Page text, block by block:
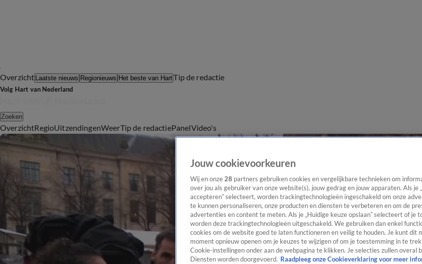
Overzicht Laatste nieuws Regionieuws Het beste van HartTip de redactie
Volg Hart van Nederland
Zoeken
OverzichtRegioUitzendingenWeerTip de redactiePanelVideo's
Jouw cookievoorkeuren
Wij en onze 28 partners gebruiken cookies en vergelijkbare technieken om
over jou als gebruiker van onze website(s), jouw gedrag en jouw apparaten. Als je
accepteren” selecteert, worden trackingtechnologieën ingeschakeld om onze
te kunnen personaliseren, onze producten en diensten te verbeteren en om de
advertenties en content te meten. Als je „Huidige keuze opslaan” selecteert of je
worden deze trackingtechnologieën uitgeschakeld. We gebruiken dan enkel
cookies om de website goed te laten functioneren en veilig te houden. Je kunt dit
moment opnieuw openen om je keuzes te wijzigen of om je toestemming in te
Cookie-instellingen onder aan de webpagina te klikken. Je selecties zullen overal
Diensten worden doorgevoerd. Raadpleeg onze Cookieverklaring voor meer